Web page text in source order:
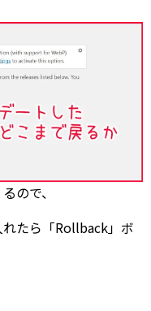
ので、
たら「Rollback」ボ